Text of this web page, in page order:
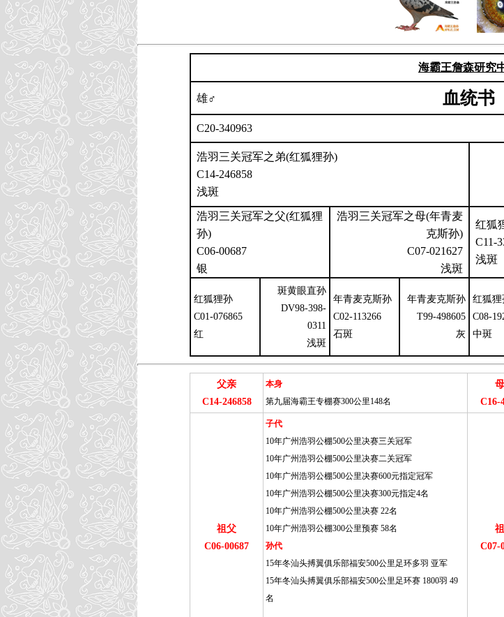
海霸王詹森研究
雄♂ 血统书
C20-340963
浩羽三关冠军之弟(红狐狸孙)
C14-246858
浅斑
浩羽三关冠军之父(红狐狸
孙)
C06-00687
银
浩羽三关冠军之母(年青麦
克斯孙)
C07-021627
浅斑
红狐
C11-
浅斑
红狐狸孙
C01-076865
红
斑黄眼直孙
DV98-398-
0311
浅斑
年青麦克斯孙
C02-113266
石斑
年青麦克斯孙
T99-498605
灰
红狐狸
C08-
中斑
父亲
C14-246858
本身
第九届海霸王专棚赛300公里148名
C16-
祖父
C06-00687
子代
10年广州浩羽公棚500公里决赛三关冠军
10年广州浩羽公棚500公里决赛二关冠军
10年广州浩羽公棚500公里决赛600元指定冠军
10年广州浩羽公棚500公里决赛300元指定4名
10年广州浩羽公棚500公里决赛 22名
10年广州浩羽公棚300公里预赛 58名
孙代
15年冬汕头搏翼俱乐部福安500公里足环多羽 亚军
15年冬汕头搏翼俱乐部福安500公里足环赛 1800羽 49
名
C07-